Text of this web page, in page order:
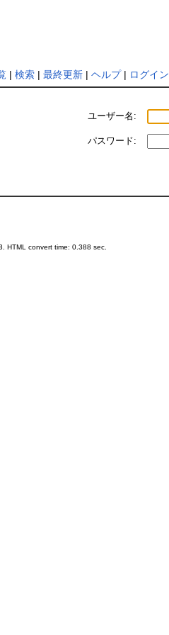
| 検索| 最終更新| ヘルプ| ログイン
ユーザー名:
パスワード:
HTML convert time: 0.388 sec.